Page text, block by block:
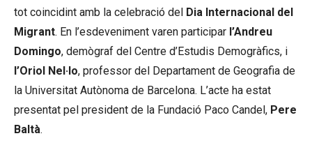
tot coincidint amb la celebració del Dia Internacional del
Migrant. En l’esdeveniment varen participar l’Andreu
Domingo, demògraf del Centre d’Estudis Demogràfics, i
l’Oriol Nel·lo, professor del Departament de Geografia de
la Universitat Autònoma de Barcelona. L’acte ha estat
presentat pel president de la Fundació Paco Candel, Pere
Baltà.